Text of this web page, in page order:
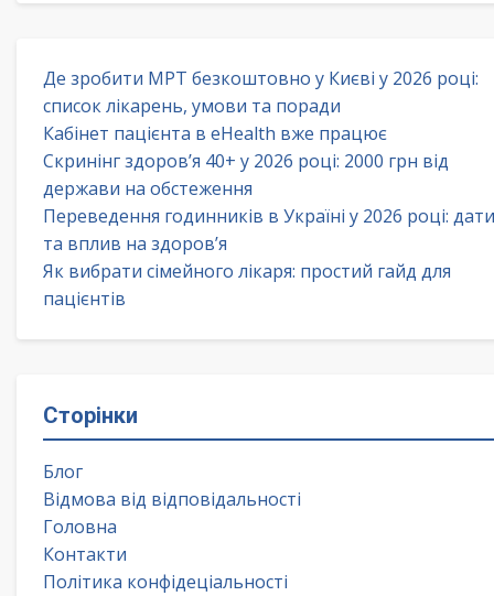
Де зробити МРТ безкоштовно у Києві у 2026 році:
список лікарень, умови та поради
Кабінет пацієнта в eHealth вже працює
Скринінг здоров’я 40+ у 2026 році: 2000 грн від
держави на обстеження
Переведення годинників в Україні у 2026 році: дати
та вплив на здоров’я
Як вибрати сімейного лікаря: простий гайд для
пацієнтів
Сторінки
Блог
Відмова від відповідальності
Головна
Контакти
Політика конфідеціальності